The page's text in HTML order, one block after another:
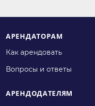
АРЕНДАТОРАМ
Как арендовать
Вопросы и ответы
АРЕНДОДАТЕЛЯМ